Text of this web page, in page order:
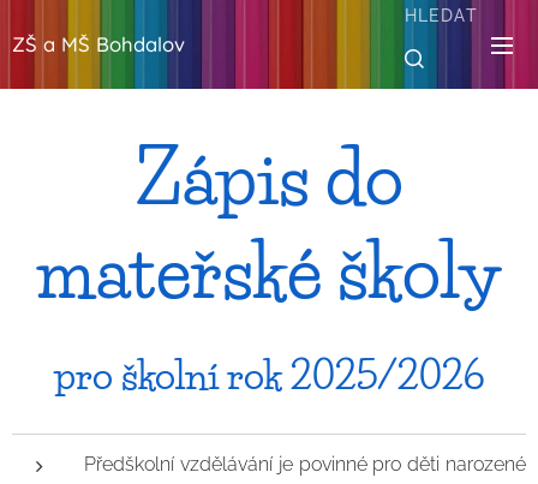
ZŠ a MŠ Bohdalov
HLEDAT
Zápis do
mateřské školy
pro školní rok 2025/2026
Předškolní vzdělávání je povinné pro děti narozené